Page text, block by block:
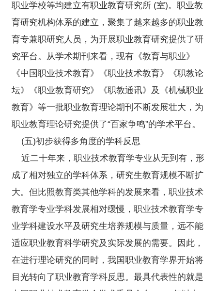
职业学校等均建立有职业教育研究所 (室)。职业教
育研究机构体系的建立，聚集了越来越多的职业教
育专兼职研究人员，为开展职业教育研究提供了研
究平台。从学术期刊来看，现有《教育与职业》
《中国职业技术教育》《职业技术教育》《职教论
坛》《职业教育研究》《职教通讯》及《机械职业
教育》等一批职业教育理论期刊不断发展壮大，为
职业教育理论研究提供了“百家争鸣”的学术平台。
(五)初步获得多角度的学科反思
近二十年来，职业技术教育学专业从无到有，形
成了相对独立的学科体系，研究生教育规模不断扩
大。但比照教育类其他学科的发展来看，职业技术
教育学专业学科发展相对缓慢，职业技术教育学专
业学科建设水平及研究生培养规模与质量，远不能
适应职业教育科学研究及实际发展的需要。因此，
在进行理论研究的同时，我国职业教育学界开始将
目光转向了职业教育学科反思。最具代表性的就是